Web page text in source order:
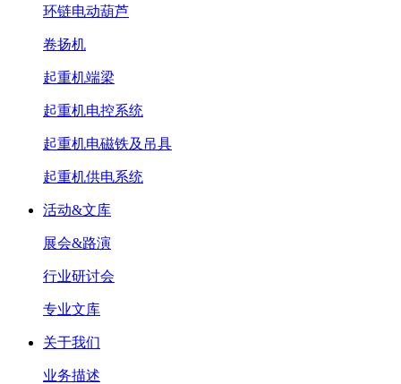
环链电动葫芦
卷扬机
起重机端梁
起重机电控系统
起重机电磁铁及吊具
起重机供电系统
活动&文库
展会&路演
行业研讨会
专业文库
关于我们
业务描述